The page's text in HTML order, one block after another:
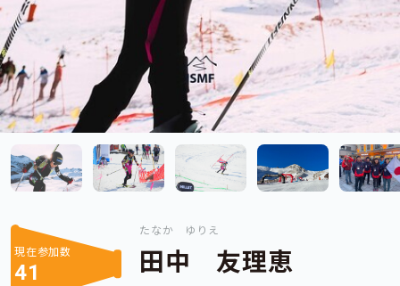
現在参加数
41
たなか ゆりえ
田中 友理恵